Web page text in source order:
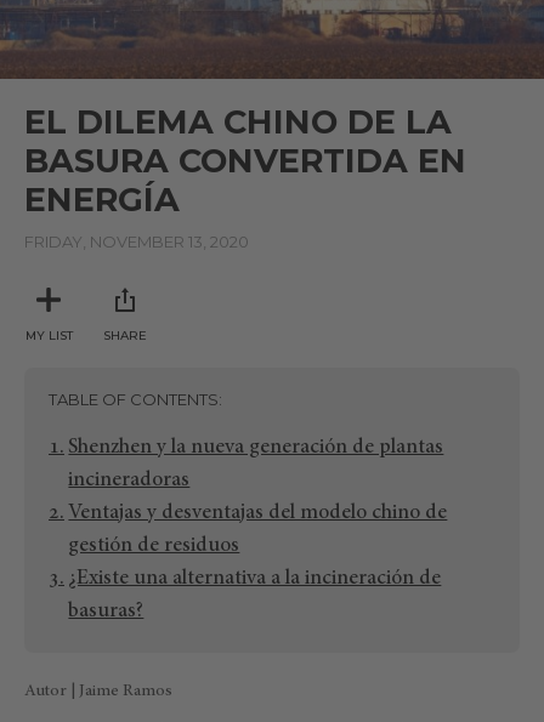
EL DILEMA CHINO DE LA
BASURA CONVERTIDA EN
ENERGÍA
FRIDAY, NOVEMBER 13, 2020
MY LIST SHARE
TABLE OF CONTENTS
Shenzhen y la nueva generación de plantas
incineradoras
Ventajas y desventajas del modelo chino de
gestión de residuos
¿Existe una alternativa a la incineración de
basuras?
Autor | Jaime Ramos